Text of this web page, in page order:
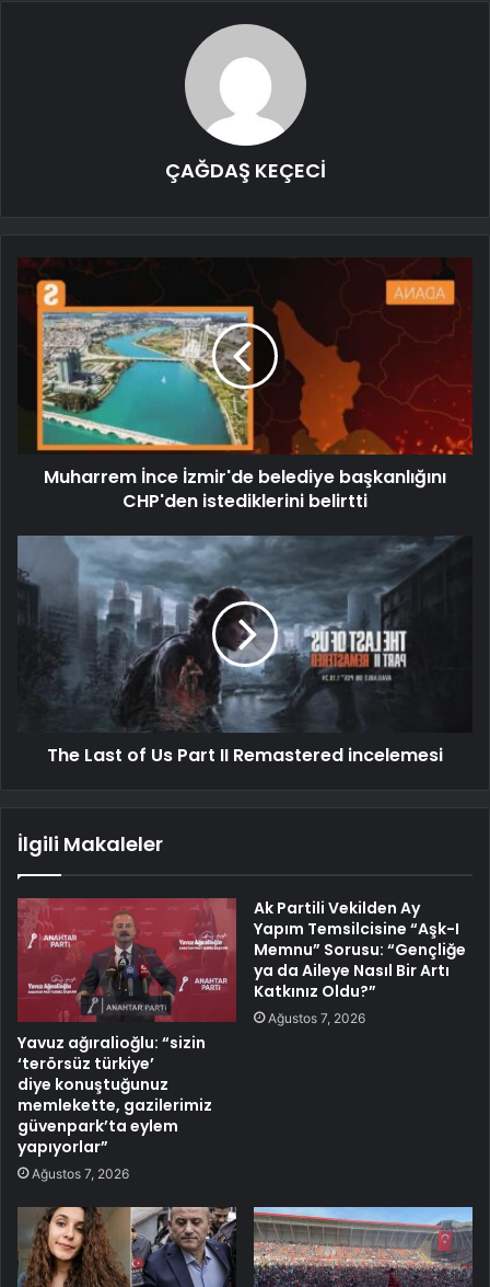
ÇAĞDAŞ KEÇECİ
Muharrem İnce İzmir'de belediye başkanlığını
CHP'den istediklerini belirtti
The Last of Us Part II Remastered incelemesi
İlgili Makaleler
Yavuz ağıralioğlu: “sizin
‘terörsüz türkiye’
diye konuştuğunuz
memlekette, gazilerimiz
güvenpark’ta eylem
yapıyorlar”
Ağustos 7, 2026
Ak Partili Vekilden Ay
Yapım Temsilcisine “Aşk-I
Memnu” Sorusu: “Gençliğe
ya da Aileye Nasıl Bir Artı
Katkınız Oldu?”
Ağustos 7, 2026